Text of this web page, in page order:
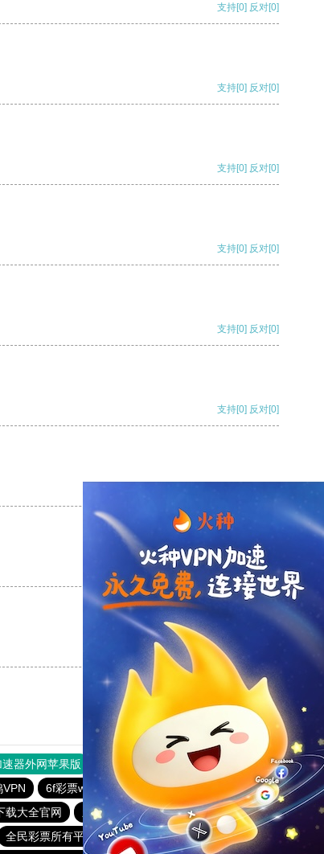
支持[0] 反对[0]
支持[0] 反对[0]
支持[0] 反对[0]
支持[0] 反对[0]
支持[0] 反对[0]
支持[0] 反对[0]
支持 [0] 反对 [0]
支持
器外网苹果版 旋风加速度器
快连加速器
VPN 6f彩票welcome
全民彩票官网app下载安装
载大全官网
新人送29元彩金平台
全民彩票所有平台
老品牌—全民彩票